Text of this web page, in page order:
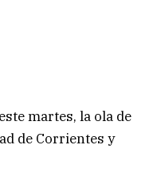
martes, la ola de
de Corrientes y